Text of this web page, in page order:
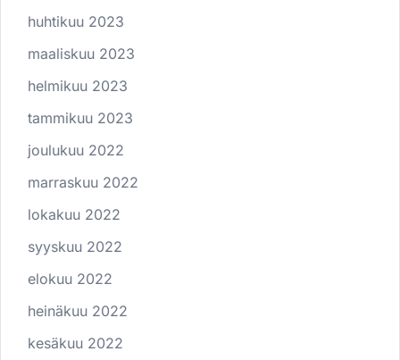
huhtikuu 2023
maaliskuu 2023
helmikuu 2023
tammikuu 2023
joulukuu 2022
marraskuu 2022
lokakuu 2022
syyskuu 2022
elokuu 2022
heinäkuu 2022
kesäkuu 2022